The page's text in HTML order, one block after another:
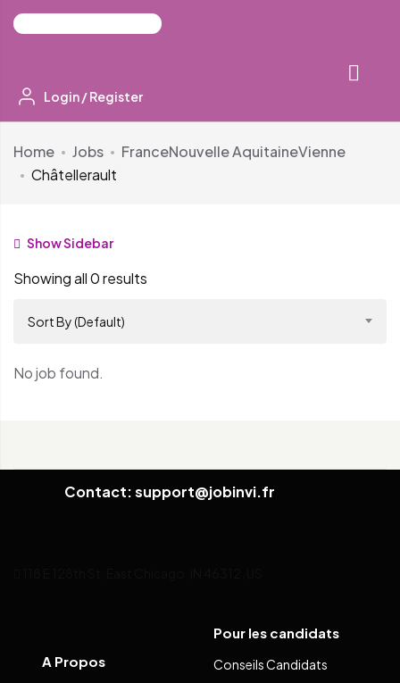
Login /Register
Home Jobs FranceNouvelle AquitaineVienne
Châtellerault
Show Sidebar
Showing all 0 results
Sort By (Default)
No job found.
Contact: support@jobinvi.fr
A Propos
Pour les candidats
Conseils Candidats